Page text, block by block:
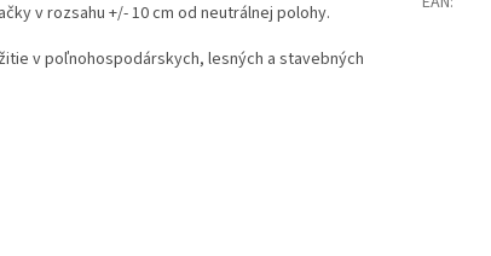
v rozsahu +/- 10 cm od neutrálnej polohy.
v poľnohospodárskych, lesných a stavebných